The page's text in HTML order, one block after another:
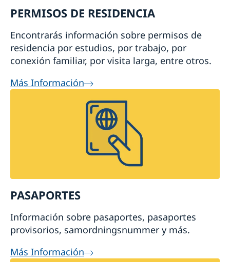
PERMISOS DE RESIDENCIA
Encontrarás información sobre permisos de
residencia por estudios, por trabajo, por
conexión familiar, por visita larga, entre otros.
Más Información
PASAPORTES
Información sobre pasaportes, pasaportes
provisorios, samordningsnummer y más.
Más Información